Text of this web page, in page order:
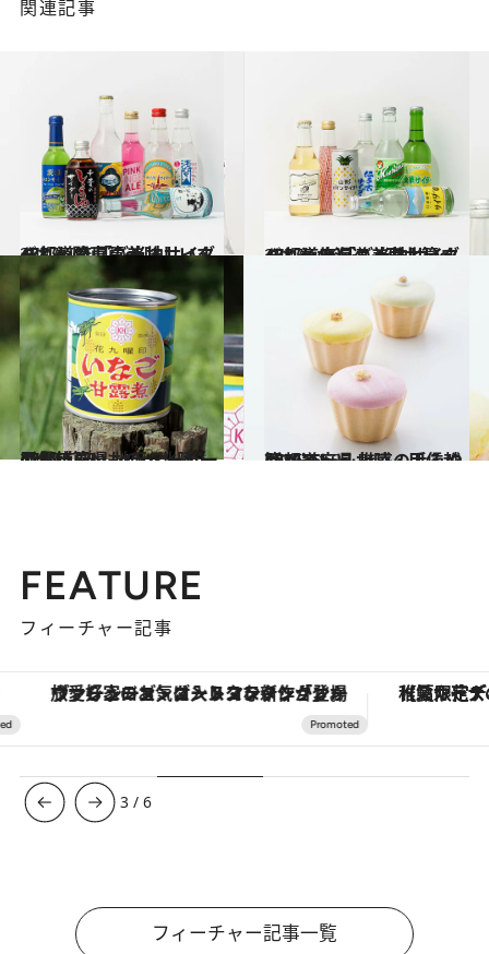
関連記事
2017.7.2
47都道府県の美味しいすぐれもの 「ご当地サイダー」～関東篇～
グルメ 2017.6.29
47都道府県の美味しいすぐれもの 「ご当地サイダー」～北海道・東北篇～
グルメ
2017.1.23
47都道府県 地元スーパーのおいしいもの～北陸・甲信越篇～
グルメ 2016.11.27
47都道府県 魅惑の手みやげリスト ～北陸・甲信越篇2016～
グルメ
FEATURE
フィーチャー記事
ヴァシュロン・コンスタンタン「オーヴァーシーズ・オートマティック」。旅愛好家のお気に入りコレクションから、ジェンダーレスな新作が登場 【夏限定ディナーコース】旬を
3 /6
フィーチャー記事一覧